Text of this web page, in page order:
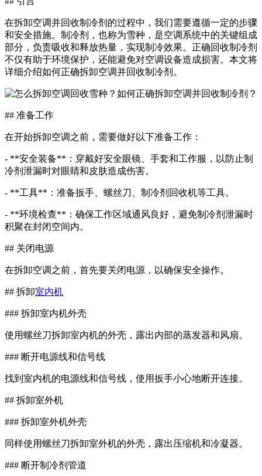
在拆卸空调并回收制冷剂的过程中，我们需要遵循一定的步骤
和安全措施。制冷剂，也称为雪种，是空调系统中的关键组成
部分，负责吸收和释放热量，实现制冷效果。正确回收制冷剂
不仅有助于环境保护，还能避免对空调设备造成损害。本文将
详细介绍如何正确拆卸空调并回收制冷剂。
## 准备工作
在开始拆卸空调之前，需要做好以下准备工作：
- **安全装备**：穿戴好安全眼镜、手套和工作服，以防止制
冷剂泄漏时对眼睛和皮肤造成伤害。
- **工具**：准备扳手、螺丝刀、制冷剂回收机等工具。
- **环境检查**：确保工作区域通风良好，避免制冷剂泄漏时
积聚在封闭空间内。
## 关闭电源
在拆卸空调之前，首先要关闭电源，以确保安全操作。
## 拆卸室内机
### 拆卸室内机外壳
使用螺丝刀拆卸室内机的外壳，露出内部的蒸发器和风扇。
### 断开电源线和信号线
找到室内机的电源线和信号线，使用扳手小心地断开连接。
## 拆卸室外机
### 拆卸室外机外壳
同样使用螺丝刀拆卸室外机的外壳，露出压缩机和冷凝器。
### 断开制冷剂管道